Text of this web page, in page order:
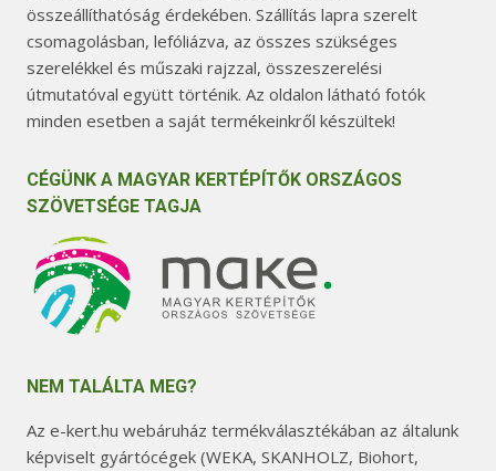
összeállíthatóság érdekében. Szállítás lapra szerelt
csomagolásban, lefóliázva, az összes szükséges
szerelékkel és műszaki rajzzal, összeszerelési
útmutatóval együtt történik. Az oldalon látható fotók
minden esetben a saját termékeinkről készültek!
CÉGÜNK A MAGYAR KERTÉPÍTŐK ORSZÁGOS
SZÖVETSÉGE TAGJA
NEM TALÁLTA MEG?
Az e-kert.hu webáruház termékválasztékában az általunk
képviselt gyártócégek (WEKA, SKANHOLZ, Biohort,